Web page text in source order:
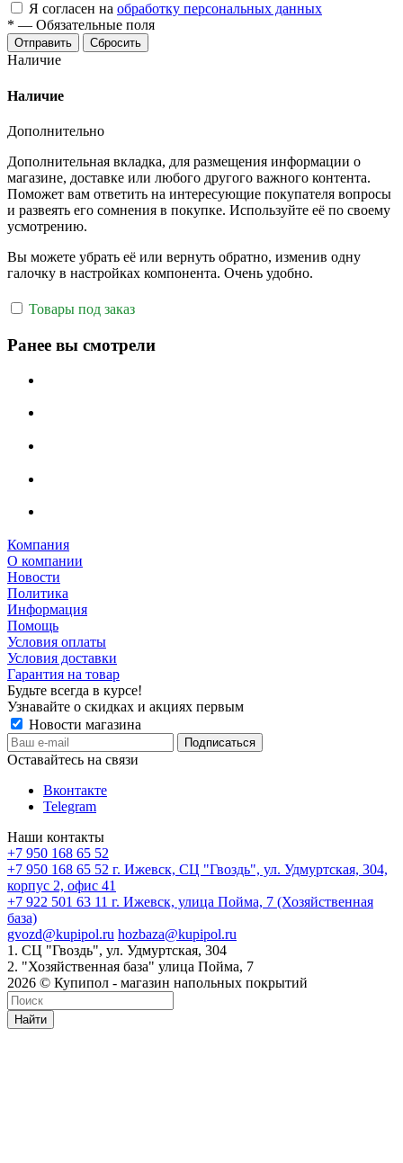
Я согласен на обработку персональных данных
* — Обязательные поля
Отправить Сбросить
Наличие
Наличие
Дополнительно
Дополнительная вкладка, для размещения информации о
магазине, доставке или любого другого важного контента.
Поможет вам ответить на интересующие покупателя вопросы
и развеять его сомнения в покупке. Используйте её по своему
усмотрению.
Вы можете убрать её или вернуть обратно, изменив одну
галочку в настройках компонента. Очень удобно.
Товары под заказ
Ранее вы смотрели
Компания
О компании
Новости
Политика
Информация
Помощь
Условия оплаты
Условия доставки
Гарантия на товар
Будьте всегда в курсе!
Узнавайте о скидках и акциях первым
Новости магазина
Оставайтесь на связи
Вконтакте
Telegram
Наши контакты
+7 950 168 65 52
+7 950 168 65 52 г. Ижевск, СЦ "Гвоздь", ул. Удмуртская, 304,
корпус 2, офис 41
+7 922 501 63 11 г. Ижевск, улица Пойма, 7 (Хозяйственная
база)
gvozd@kupipol.ru hozbaza@kupipol.ru
1. СЦ "Гвоздь", ул. Удмуртская, 304
2. "Хозяйственная база" улица Пойма, 7
2026 © Купипол - магазин напольных покрытий
Найти